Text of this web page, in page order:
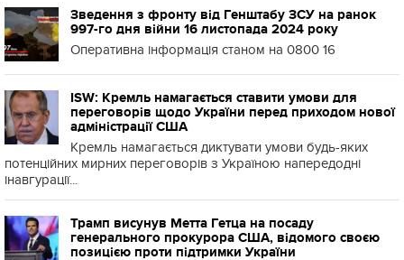
Зведення з фронту від Генштабу ЗСУ на ранок
997-го дня війни 16 листопада 2024 року
Оперативна інформація станом на 0800 16
ISW: Кремль намагається ставити умови для
переговорів щодо України перед приходом нової
адміністрації США
Кремль намагається диктувати умови будь-яких
потенційних мирних переговорів з Україною напередодні
інавгурації...
Трамп висунув Метта Гетца на посаду
генерального прокурора США, відомого своєю
позицією проти підтримки України